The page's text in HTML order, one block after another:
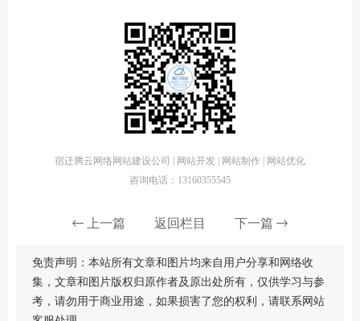
宿迁腾云网络网站建设公司 | 网站开发 | 网站制作 | 网站优化
咨询电话：13160355545
上一篇 返回栏目 下一篇
免责声明：本站所有文章和图片均来自用户分享和网络收
集，文章和图片版权归原作者及原出处所有，仅供学习与参
考，请勿用于商业用途，如果损害了您的权利，请联系网站